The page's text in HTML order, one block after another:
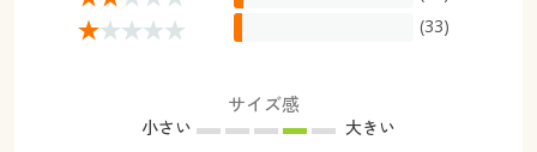
(33)
サイズ感
小さい 大きい